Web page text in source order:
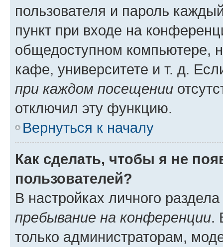
пользователя и пароль
пункт при входе на
общедоступном компьютере,
кафе, университете и т. д.
при каждом посещении
отключил эту функцию.
Вернуться к началу
Как сделать, чтобы я не
пользователей?
В настройках личного
пребывание на конференции.
только администраторам,